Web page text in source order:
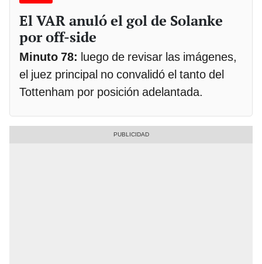
El VAR anuló el gol de Solanke
por off-side
Minuto 78: luego de revisar las imágenes,
el juez principal no convalidó el tanto del
Tottenham por posición adelantada.